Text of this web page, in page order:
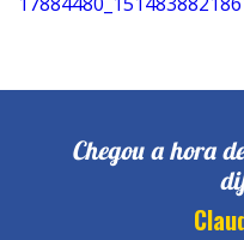
Chegou a hora